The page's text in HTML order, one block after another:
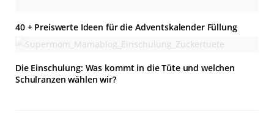
40 + Preiswerte Ideen für die Adventskalender Füllung
Die Einschulung: Was kommt in die Tüte und welchen
Schulranzen wählen wir?